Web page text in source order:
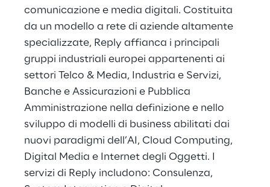
comunicazione e media digitali. Costituita
da un modello a rete di aziende altamente
specializzate, Reply affianca i principali
gruppi industriali europei appartenenti ai
settori Telco & Media, Industria e Servizi,
Banche e Assicurazioni e Pubblica
Amministrazione nella definizione e nello
sviluppo di modelli di business abilitati dai
nuovi paradigmi dell’AI, Cloud Computing,
Digital Media e Internet degli Oggetti. I
servizi di Reply includono: Consulenza,